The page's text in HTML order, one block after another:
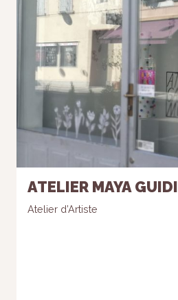
ATELIER MAYA GUIDI
Atelier d’Artiste